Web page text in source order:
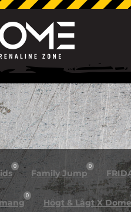
0
Family Jump
0
0
Högt & Lågt X Dome